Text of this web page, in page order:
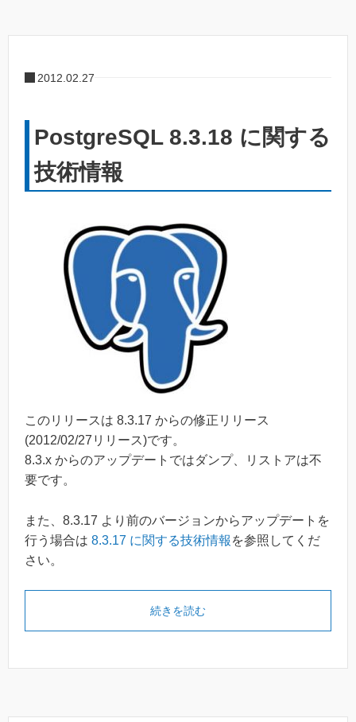
2012.02.27
PostgreSQL 8.3.18 に関する
技術情報
このリリースは 8.3.17 からの修正リリース
(2012/02/27リリース)です。
8.3.x からのアップデートではダンプ、リストアは不
要です。
また、8.3.17 より前のバージョンからアップデートを
行う場合は 8.3.17 に関する技術情報 を参照してくだ
さい。
続きを読む